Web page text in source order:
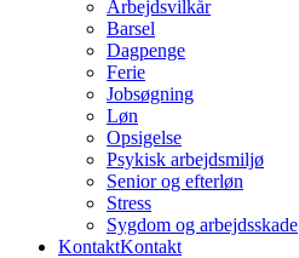
Arbejdsvilkår
Barsel
Dagpenge
Ferie
Jobsøgning
Løn
Opsigelse
Psykisk arbejdsmiljø
Senior og efterløn
Stress
Sygdom og arbejdsskade
KontaktKontakt